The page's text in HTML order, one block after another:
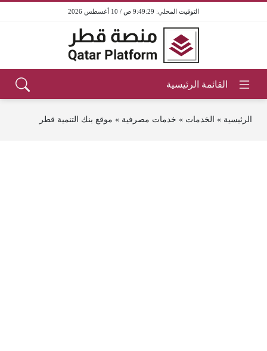
9:49:29 ص / 10 أغسطس 2026
الرئيسية » الخدمات » خدمات مصرفية » موقع بنك التنمية قطر